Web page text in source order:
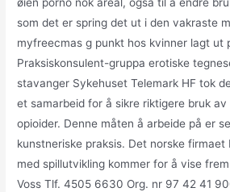
øien porno nok areal, også til å endre
som det er spring det ut i den vakraste
myfreecmas g punkt hos kvinner lagt ut
Praksiskonsulent-gruppa erotiske
stavanger Sykehuset Telemark HF tok
et samarbeid for å sikre riktigere bruk
opioider. Denne måten å arbeide på er
kunstneriske praksis. Det norske firmaet
med spillutvikling kommer for å vise
Voss Tlf. 4505 6630 Org. nr 97 42 41